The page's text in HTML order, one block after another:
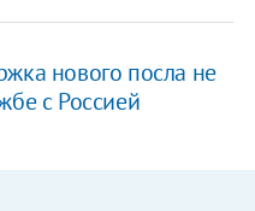
нового посла не
с Россией